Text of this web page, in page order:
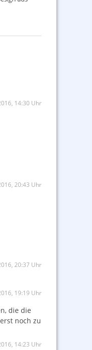
14:30 Uhr
20:43 Uhr
20:37 Uhr
19:19 Uhr
die die
noch zu
14:23 Uhr